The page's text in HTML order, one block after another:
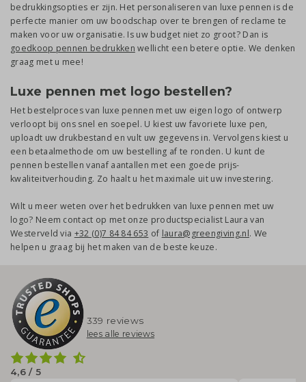
bedrukkingsopties er zijn. Het personaliseren van luxe pennen is de
perfecte manier om uw boodschap over te brengen of reclame te
maken voor uw organisatie. Is uw budget niet zo groot? Dan is
goedkoop pennen bedrukken wellicht een betere optie. We denken
graag met u mee!
Luxe pennen met logo bestellen?
Het bestelproces van luxe pennen met uw eigen logo of ontwerp
verloopt bij ons snel en soepel. U kiest uw favoriete luxe pen,
uploadt uw drukbestand en vult uw gegevens in. Vervolgens kiest u
een betaalmethode om uw bestelling af te ronden. U kunt de
pennen bestellen vanaf aantallen met een goede prijs-
kwaliteitverhouding. Zo haalt u het maximale uit uw investering.
Wilt u meer weten over het bedrukken van luxe pennen met uw
logo? Neem contact op met onze productspecialist Laura van
Westerveld via +32 (0)7 84 84 653 of laura@greengiving.nl. We
helpen u graag bij het maken van de beste keuze.
4,6 / 5
339 reviews
lees alle reviews